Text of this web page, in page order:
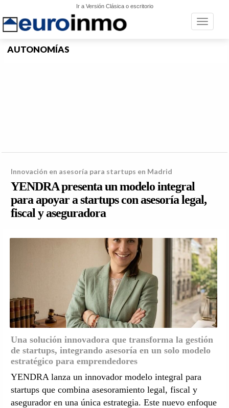
Ir a Versión Clásica o escritorio
Toggle
AUTONOMÍAS
Innovación en asesoría para startups en Madrid
YENDRA presenta un modelo integral
para apoyar a startups con asesoría legal,
fiscal y aseguradora
Una solución innovadora que transforma la gestión
de startups, integrando asesoría en un solo modelo
estratégico para emprendedores
YENDRA lanza un innovador modelo integral para
startups que combina asesoramiento legal, fiscal y
asegurador en una única estrategia. Este nuevo enfoque